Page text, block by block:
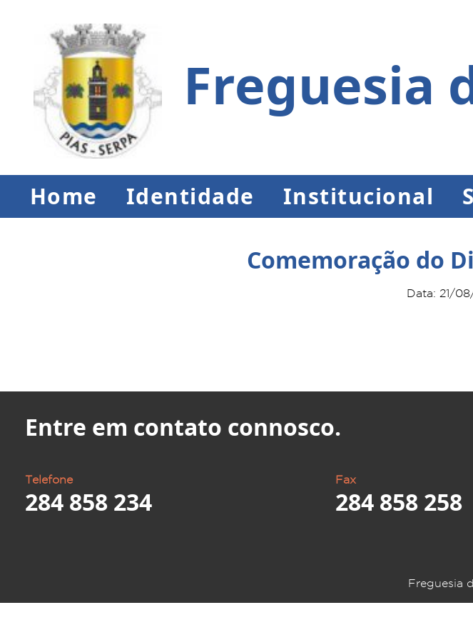
Freguesia
Home Identidade Institucional
Comemoração do
Data: 21/
Entre em contato connosco.
Telefone
284 858 234
Fax
284 858 258
Freguesia